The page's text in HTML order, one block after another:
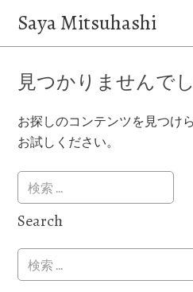
Saya Mitsuhashi
見つかりませんで
お探しのコンテンツを見つけ
お試しください。
Search